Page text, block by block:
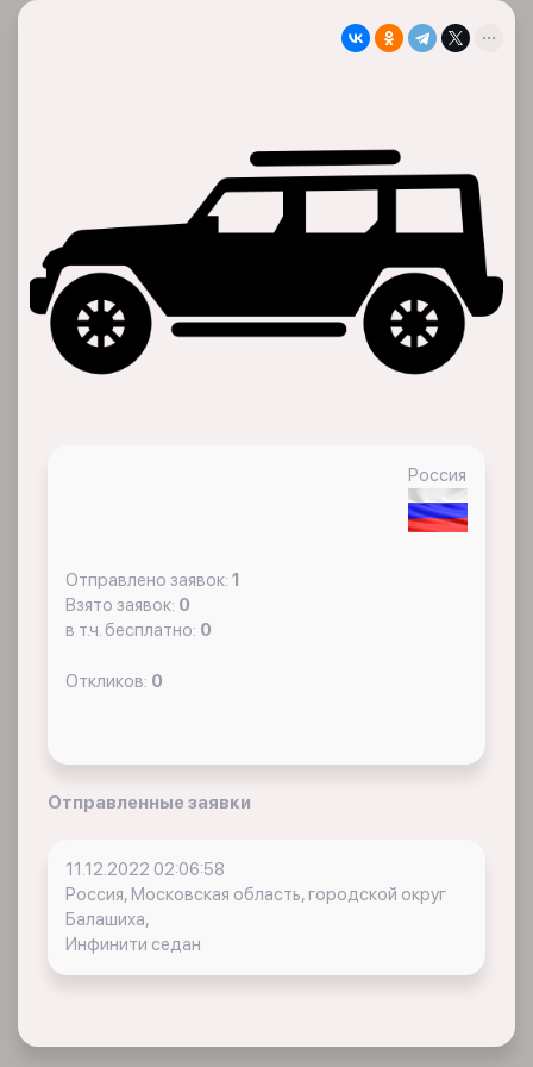
Россия
Отправлено заявок: 1
Взято заявок: 0
в т.ч. бесплатно: 0
Откликов: 0
Отправленные заявки
11.12.2022 02:06:58
Россия, Московская область, городской округ
Балашиха,
Инфинити седан